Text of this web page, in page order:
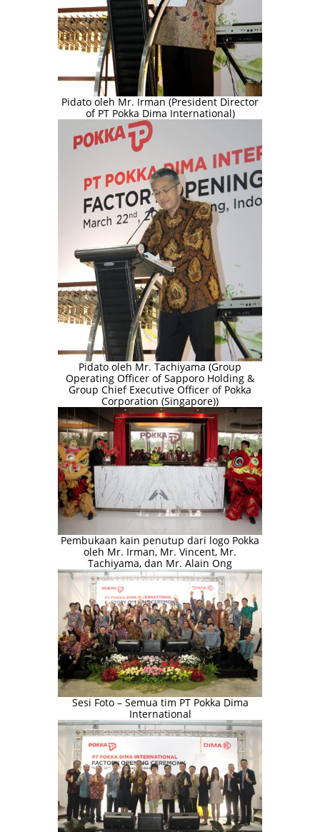
Pidato oleh Mr. Irman (President Director
of PT Pokka Dima International)
Pidato oleh Mr. Tachiyama (Group
Operating Officer of Sapporo Holding &
Group Chief Executive Officer of Pokka
Corporation (Singapore))
Pembukaan kain penutup dari logo Pokka
oleh Mr. Irman, Mr. Vincent, Mr.
Tachiyama, dan Mr. Alain Ong
Sesi Foto – Semua tim PT Pokka Dima
International